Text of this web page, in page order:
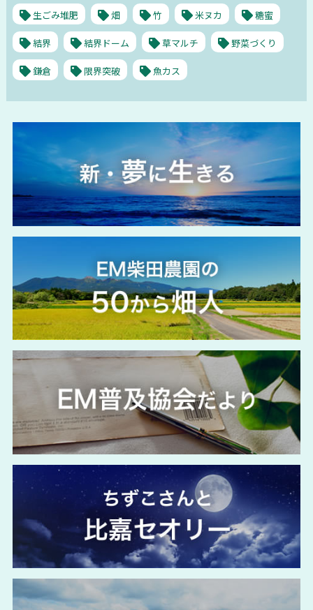
生ごみ堆肥 畑 竹 米ヌカ 糖蜜
結界 結界ドーム 草マルチ 野菜づくり
鎌倉 限界突破 魚カス